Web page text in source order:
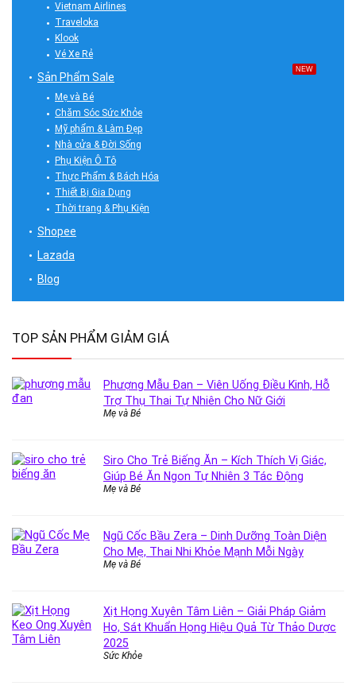
Vietnam Airlines
Traveloka
Klook
Vé Xe Rẻ
Sản Phẩm Sale
NEW
Mẹ và Bé
Chăm Sóc Sức Khỏe
Mỹ phẩm & Làm Đẹp
Nhà cửa & Đời Sống
Phụ Kiện Ô Tô
Thực Phẩm & Bách Hóa
Thiết Bị Gia Dụng
Thời trang & Phụ Kiện
Shopee
Lazada
Blog
TOP SẢN PHẨM GIẢM GIÁ
Phượng Mẫu Đan – Viên Uống Điều Kinh, Hỗ
Trợ Thụ Thai Tự Nhiên Cho Nữ Giới
Mẹ và Bé
Siro Cho Trẻ Biếng Ăn – Kích Thích Vị Giác,
Giúp Bé Ăn Ngon Tự Nhiên 3 Tác Động
Mẹ và Bé
Ngũ Cốc Bầu Zera – Dinh Dưỡng Toàn Diện
Cho Mẹ, Thai Nhi Khỏe Mạnh Mỗi Ngày
Mẹ và Bé
Xịt Họng Xuyên Tâm Liên – Giải Pháp Giảm
Ho, Sát Khuẩn Họng Hiệu Quả Từ Thảo Dược
2025
Sức Khỏe